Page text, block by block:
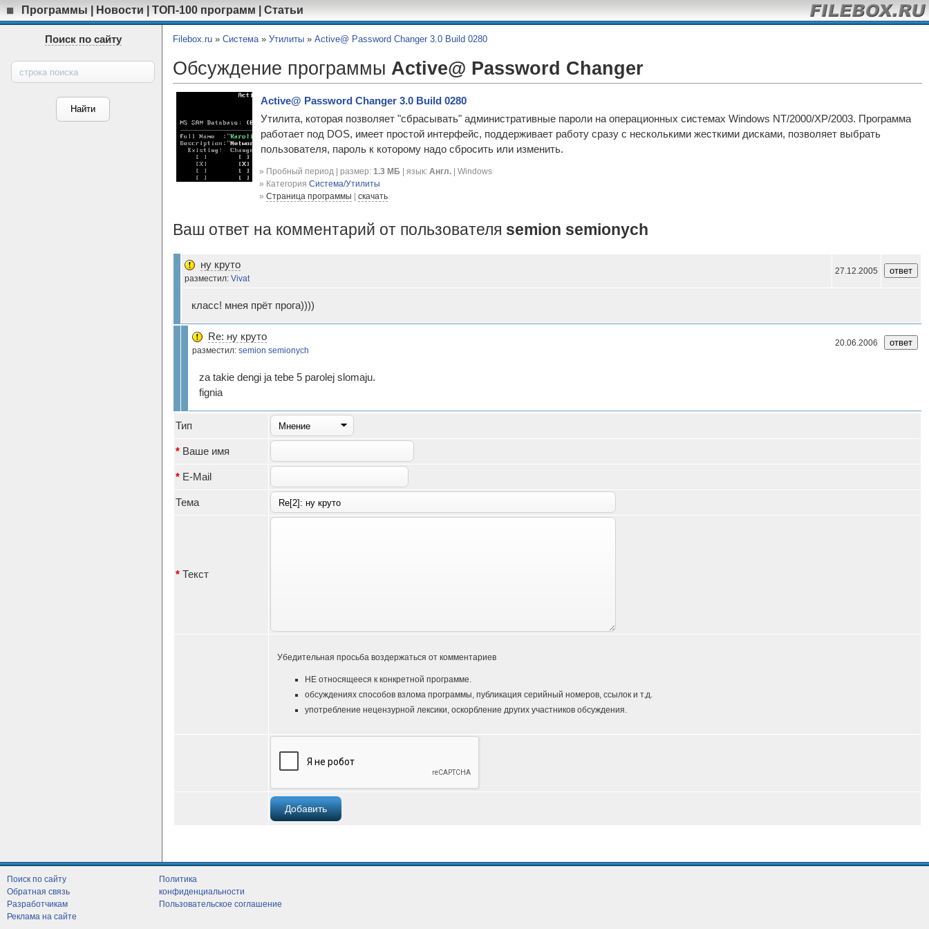
Программы Новости ТОП-100 программ Статьи
Поиск по сайту Filebox.ru » Система» Утилиты » Active@ Password Changer 3.0 Build 0280
Обсуждение программы Active@ Password Changer
Active@ Password Changer 3.0 Build 0280
Утилита, которая позволяет "сбрасывать" административные пароли на операционных системах Windows NT/2000/XP/2003. Программа
работает под DOS, имеет простой интерфейс, поддерживает работу сразу с несколькими жесткими дисками, позволяет выбрать
пользователя, пароль к которому надо сбросить или изменить.
» Пробный период | размер: 1.3 МБ | язык: Англ. | Windows
» Категория Система/Утилиты
» Страница программы скачать
Ваш ответ на комментарий от пользователя semion semionych
ну круто
разместил: Vivat
27.12.2005
класс! мнея прёт прога))))
Re: ну круто
разместил: semion semionych
20.06.2006
za takie dengi ja tebe 5 parolej slomaju.
fignia
Тип
* Ваше имя
* E-Mail
Тема
* Текст
Убедительная просьба воздержаться от комментариев
НЕ относящееся к конкретной программе.
обсуждениях способов взлома программы, публикация серийный номеров, ссылок и т.д.
употребление нецензурной лексики, оскорбление других участников обсуждения.
Поиск по сайту
Обратная связь
Разработчикам
Реклама на сайте
Политика
конфиденциальности
Пользовательское соглашение